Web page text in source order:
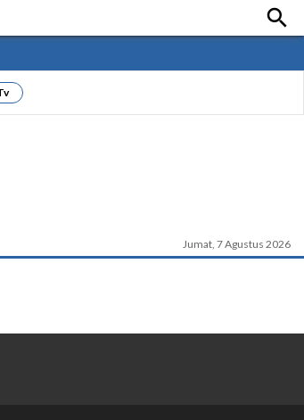

Jumat, 7 Agustus 2026